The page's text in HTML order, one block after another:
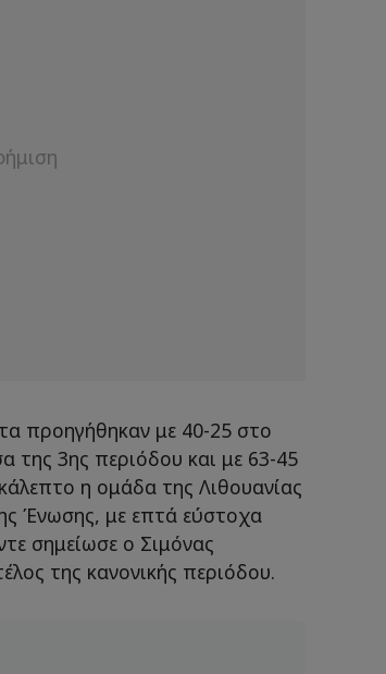
προηγήθηκαν με 40-25 στο
της 3ης περιόδου και με 63-45
η ομάδα της Λιθουανίας
Ένωσης, με επτά εύστοχα
σημείωσε ο Σιμόνας
της κανονικής περιόδου.